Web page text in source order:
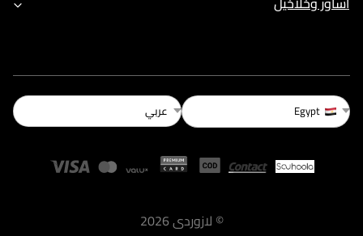
Egypt عربي
© لازوردى2026